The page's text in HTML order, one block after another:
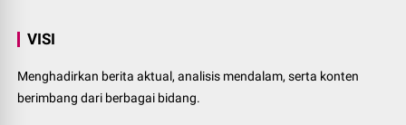
VISI
Menghadirkan berita aktual, analisis mendalam, serta konten
berimbang dari berbagai bidang.